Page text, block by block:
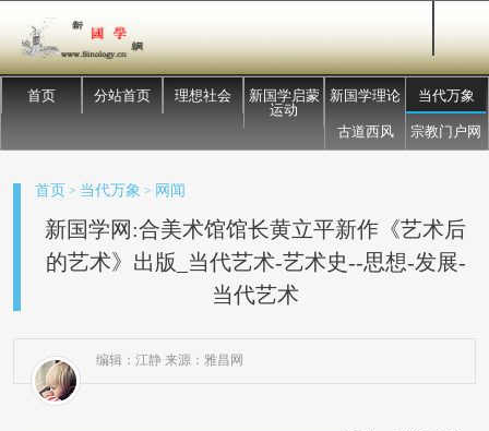
首页 分站首页 理想社会
新国学启蒙
运动
新国学理论 当代万象
古道西风 宗教门户网
首页 > 当代万象 > 网闻
新国学网:合美术馆馆长黄立平新作《艺术后
的艺术》出版_当代艺术-艺术史--思想-发展-
当代艺术
编辑：江静 来源：雅昌网